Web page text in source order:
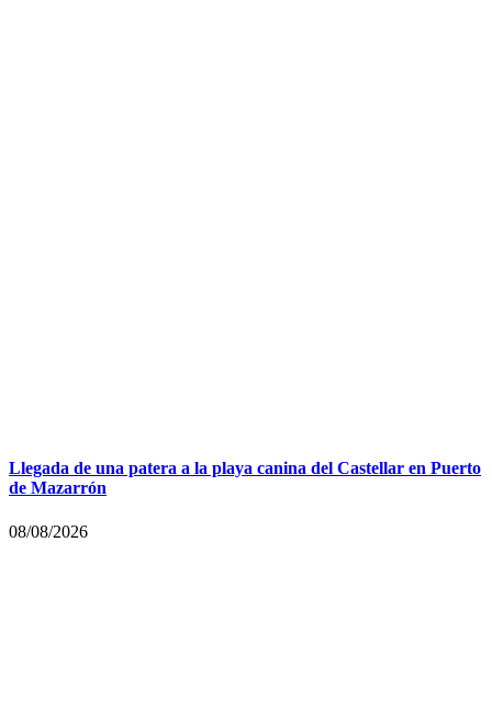
Llegada de una patera a la playa canina del Castellar en Puerto
de Mazarrón
08/08/2026